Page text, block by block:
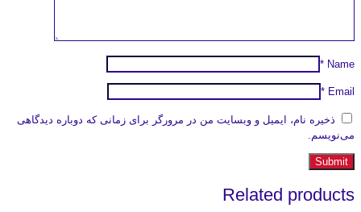
Name
*
Email
*
ذخیره نام، ایمیل و وبسایت من در مرورگر برای زمانی که دوباره دیدگاهی
می‌نویسم.
Related products